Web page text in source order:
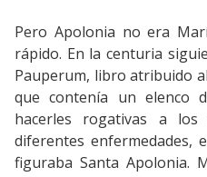
Pero Apolonia no era
rápido. En la centuria
Pauperum, libro atribuido
que contenía un elenco
hacerles rogativas a los
diferentes enfermedades,
figuraba Santa Apolonia.